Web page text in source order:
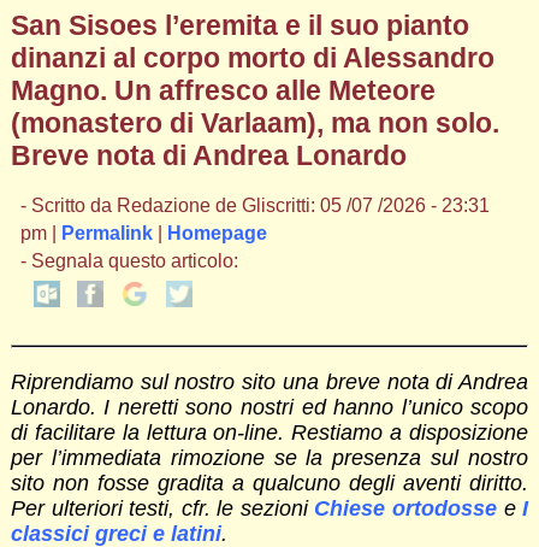
San Sisoes l’eremita e il suo pianto
dinanzi al corpo morto di Alessandro
Magno. Un affresco alle Meteore
(monastero di Varlaam), ma non solo.
Breve nota di Andrea Lonardo
- Scritto da Redazione de Gliscritti: 05 /07 /2026 - 23:31
pm |
Permalink|
Homepage
- Segnala questo articolo:
Riprendiamo sul nostro sito una breve nota di Andrea
Lonardo. I neretti sono nostri ed hanno l’unico scopo
di facilitare la lettura on-line. Restiamo a disposizione
per l’immediata rimozione se la presenza sul nostro
sito non fosse gradita a qualcuno degli aventi diritto.
Per ulteriori testi, cfr. le sezioni Chiese ortodosseeI
classici greci e latini.